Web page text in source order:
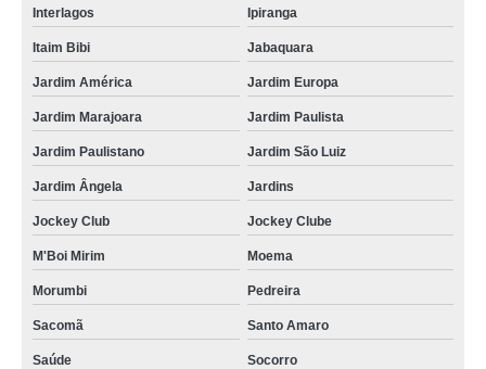
Interlagos Ipiranga
Itaim Bibi Jabaquara
Jardim América Jardim Europa
Jardim Marajoara Jardim Paulista
Jardim Paulistano Jardim São Luiz
Jardim Ângela Jardins
Jockey Club Jockey Clube
M'Boi Mirim Moema
Morumbi Pedreira
Sacomã Santo Amaro
Saúde Socorro